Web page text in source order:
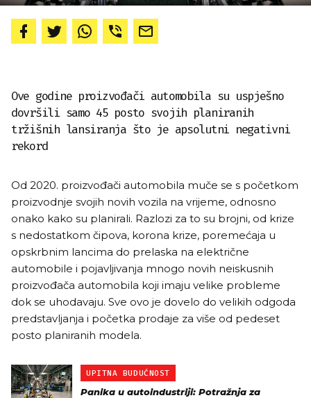
Ove godine proizvođači automobila su uspješno
dovršili samo 45 posto svojih planiranih
tržišnih lansiranja što je apsolutni negativni
rekord
Od 2020. proizvođači automobila muče se s početkom
proizvodnje svojih novih vozila na vrijeme, odnosno
onako kako su planirali. Razlozi za to su brojni, od krize
s nedostatkom čipova, korona krize, poremećaja u
opskrbnim lancima do prelaska na električne
automobile i pojavljivanja mnogo novih neiskusnih
proizvođača automobila koji imaju velike probleme
dok se uhodavaju. Sve ovo je dovelo do velikih odgoda
predstavljanja i početka prodaje za više od pedeset
posto planiranih modela.
UPITNA BUDUĆNOST
Panika u autoindustriji: Potražnja za